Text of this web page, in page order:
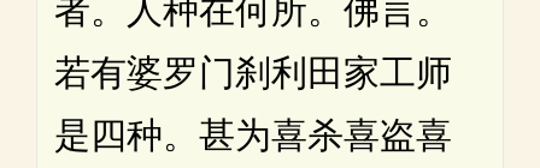
者。人种在何所。佛言。
若有婆罗门刹利田家工师
是四种。甚为喜杀喜盗喜